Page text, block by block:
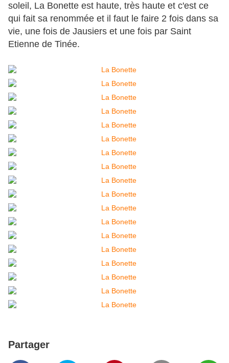
soleil, La Bonette est haute, très haute et c'est ce
qui fait sa renommée et il faut le faire 2 fois dans sa
vie, une fois de Jausiers et une fois par Saint
Etienne de Tinée.
Partager